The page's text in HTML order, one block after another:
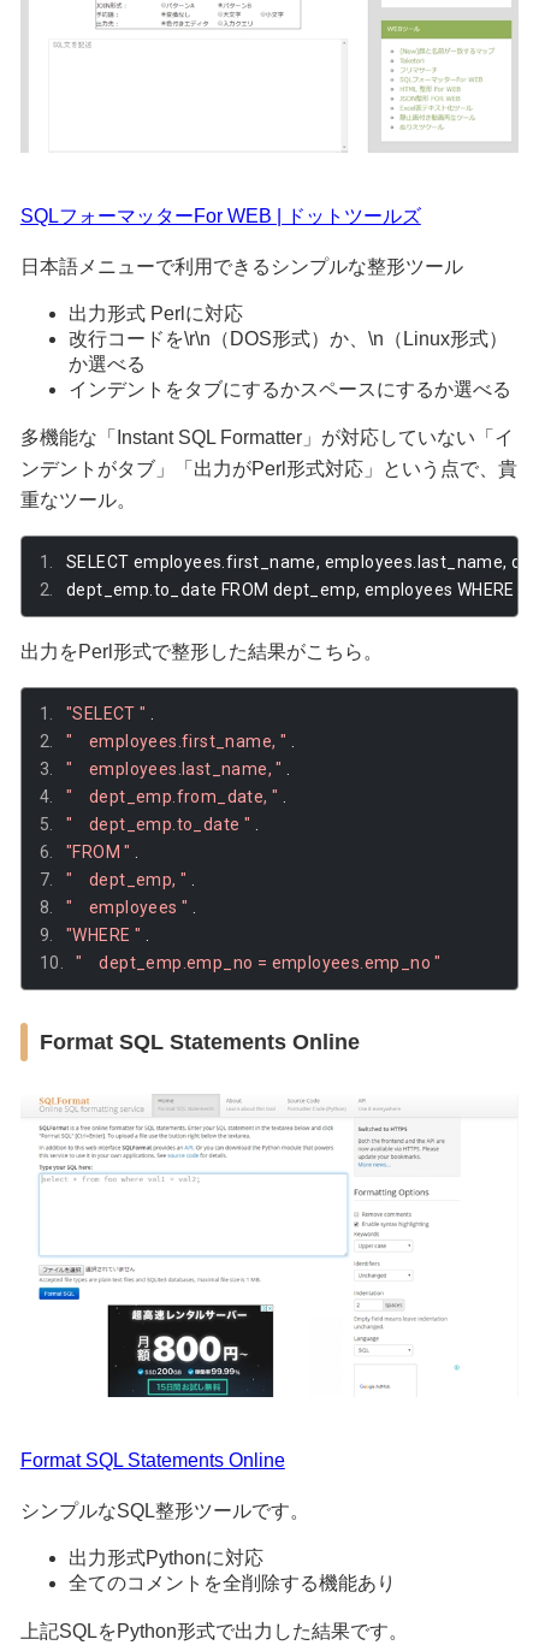
SQLフォーマッターFor WEB | ドットツールズ
日本語メニューで利用できるシンプルな整形ツール
出力形式 Perlに対応
改行コードを\r\n（DOS形式）か、\n（Linux形式）
か選べる
インデントをタブにするかスペースにするか選べる
多機能な「Instant SQL Formatter」が対応していない「イ
ンデントがタブ」「出力がPerl形式対応」という点で、貴
重なツール。
SELECT employees.first_name, employees. last_name,
dept_emp.to_date FROM dept_emp, employees WHERE
出力をPerl形式で整形した結果がこちら。
"SELECT " .
"    employees.first_name, " .
"    employees.last_name, " .
"    dept_emp.from_date, " .
"    dept_emp.to_date " .
"FROM " .
"    dept_emp, " .
"    employees " .
"WHERE " .
"    dept_emp.emp_no = employees.emp_no "
Format SQL Statements Online
Format SQL Statements Online
シンプルなSQL整形ツールです。
出力形式Pythonに対応
全てのコメントを全削除する機能あり
上記SQLをPython形式で出力した結果です。